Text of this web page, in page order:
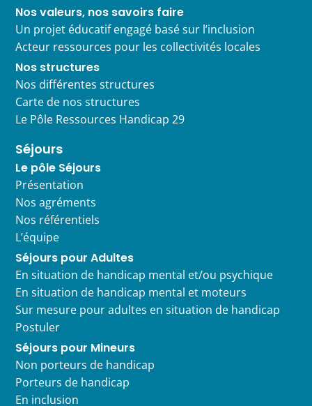
Nos valeurs, nos savoirs faire
Un projet éducatif engagé basé sur l’inclusion
Acteur ressources pour les collectivités locales
Nos structures
Nos différentes structures
Carte de nos structures
Le Pôle Ressources Handicap 29
Séjours
Le pôle Séjours
Présentation
Nos agréments
Nos référentiels
L’équipe
Séjours pour Adultes
En situation de handicap mental et/ou psychique
En situation de handicap mental et moteurs
Sur mesure pour adultes en situation de handicap
Postuler
Séjours pour Mineurs
Non porteurs de handicap
Porteurs de handicap
En inclusion